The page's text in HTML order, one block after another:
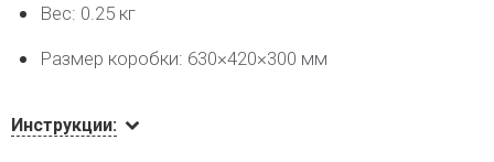
Вес: 0.25 кг
Размер коробки: 630×420×300 мм
Инструкции: